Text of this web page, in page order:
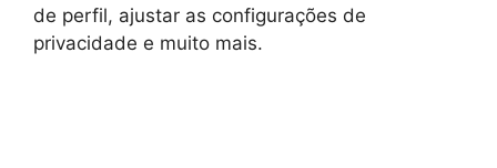
de perfil, ajustar as configurações de
privacidade e muito mais.